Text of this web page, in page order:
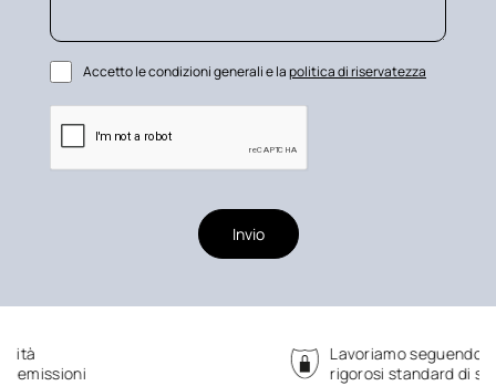
Accetto le condizioni generali e lapolitica di riservatezza
Invio
Lavoriamo seguendo
rigorosi standard di sicurezza